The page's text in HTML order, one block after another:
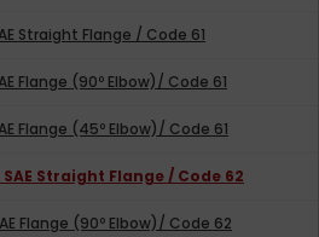
Straight Flange / Code 61
Flange (90º Elbow)/ Code 61
Flange (45º Elbow)/ Code 61
SAE Straight Flange / Code 62
Flange (90º Elbow)/ Code 62